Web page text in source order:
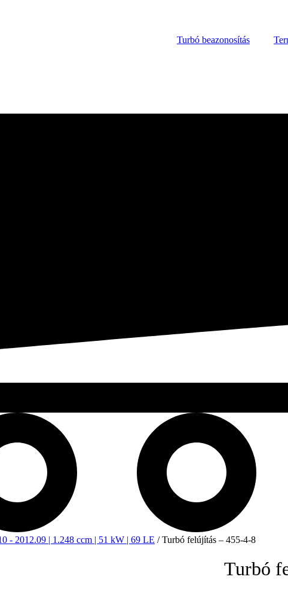
Turbó beazonosítás
- 2012.09 | 1.248 ccm | 51 kW | 69 LE / Turbó felújítás – 455-4-8
Turbó